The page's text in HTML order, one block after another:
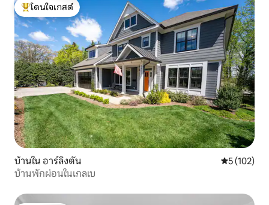
โดนใจเกสต์ที่สุด
โดนใจเกสต์
บ้านใน อาร์ลิงตัน คะแนนเฉลี่ย
5 (102)
บ้านพักผ่อนในเกลเบ